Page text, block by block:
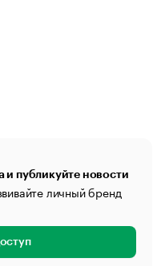
и публикуйте новости
личный бренд